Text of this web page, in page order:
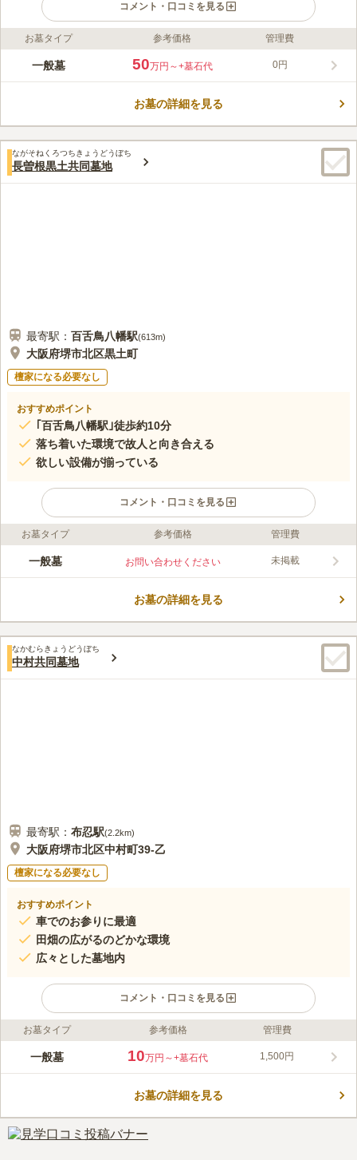
コメント・口コミを見る
ライフドット編集部のコメント
日当たり良好な明るい墓地内は広々としていて、ゆったりと悠久
所があり、墓地内は綺麗に保たれており清潔感を感じられます。
があり、買い物にも便利です。
口コミ評価
みんなの評価
2.5
墓地敷地内に花屋があり花や線香などが手に入るため手ぶらで行
お墓タイプ 参考価格 管理費
一般墓 50万円～+墓石代 0円
お墓の詳細を見る
ながそねくろつちきょうどうぼち
長曽根黒土共同墓地
最寄駅： 百舌鳥八幡駅(613m)
大阪府堺市北区黒土町
檀家になる必要なし
おすすめポイント
｢百舌鳥八幡駅｣徒歩約10分
落ち着いた環境で故人と向き合える
欲しい設備が揃っている
コメント・口コミを見る
ライフドット編集部のコメント
長曽根黒土共同墓地は、静かな場所で眠りたい方におすすめの墓
ため、お花やお線香などの必要なものを購入することも可能で
口コミ評価
みんなの評価
40代
駐車場等はあるのかないのか分かりませんが、全く不便はありま
お墓タイプ 参考価格 管理費
一般墓 お問い合わせください 未掲載
お墓の詳細を見る
なかむらきょうどうぼち
中村共同墓地
最寄駅： 布忍駅(2.2km)
大阪府堺市北区中村町39-乙
檀家になる必要なし
おすすめポイント
車でのお参りに最適
田畑の広がるのどかな環境
広々とした墓地内
コメント・口コミを見る
ライフドット編集部のコメント
国道2号線のほど近くに位置している、開放感溢れる共同墓地で
くには大泉緑地公園や、ラウンドワンスタジアム中央環状店、ニ
い区画を小割にして販売される予定です。通路はしっかりと舗装
されているので足元の不安がありません。
口コミ評価
お墓タイプ 参考価格 管理費
一般墓 10万円～+墓石代 1,500円
お墓の詳細を見る